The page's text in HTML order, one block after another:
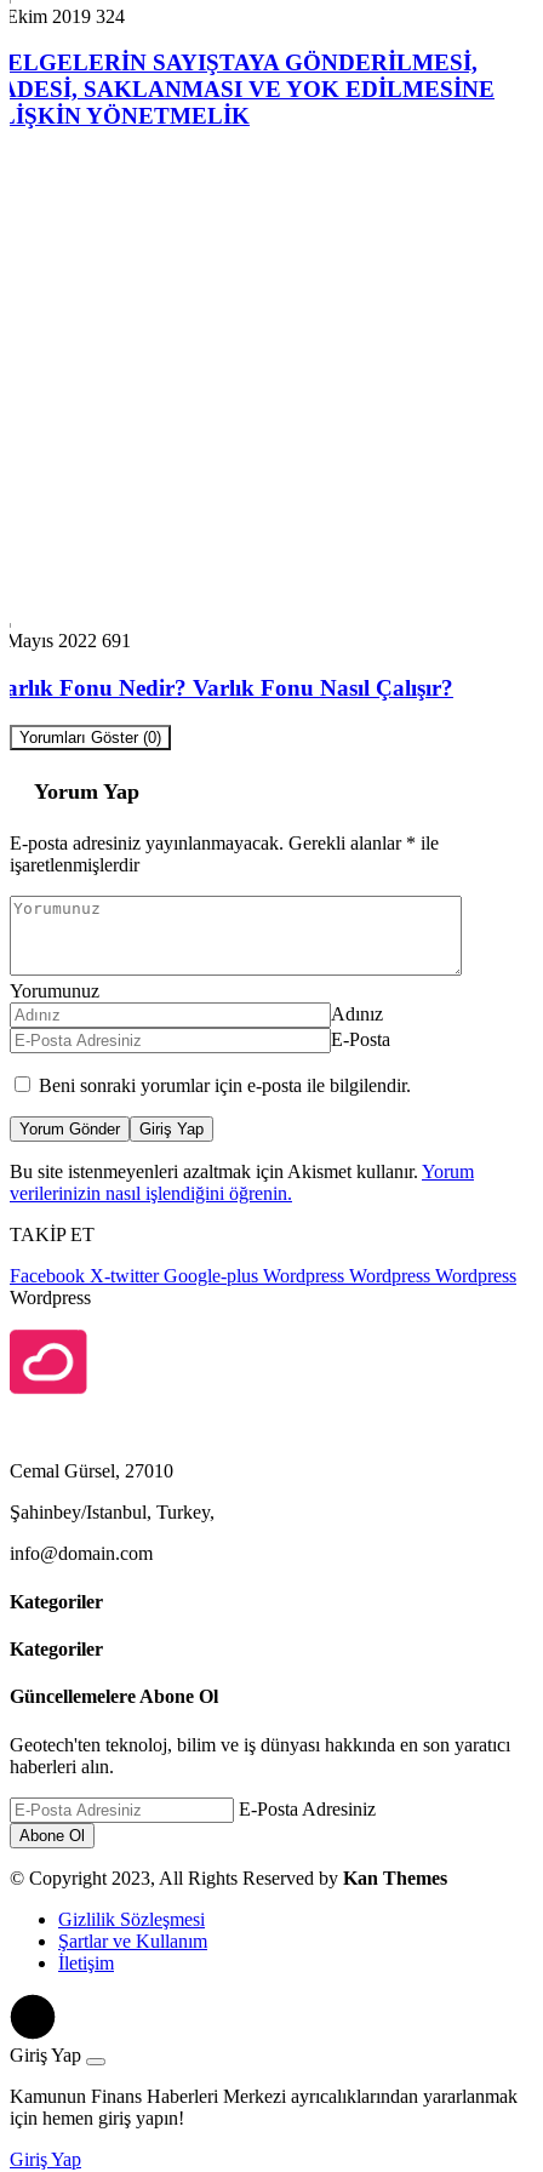
Ekim 2019 324
SAYIŞTAYA GÖNDERİLMESİ,
SAKLANMASI VE YOK EDİLMESİNE
YÖNETMELİK
Mayıs 2022 691
Fonu Nedir? Varlık Fonu Nasıl Çalışır?
Yorumları Göster (0)
Yorum Yap
E-posta adresiniz yayınlanmayacak. Gerekli alanlar * ile
işaretlenmişlerdir
Yorumunuz
Adınız
E-Posta
Beni sonraki yorumlar için e-posta ile bilgilendir.
Yorum Gönder Giriş Yap
Bu site istenmeyenleri azaltmak için Akismet kullanır. Yorum
verilerinizin nasıl işlendiğini öğrenin.
TAKİP ET
Facebook X-twitter Google-plus Wordpress Wordpress Wordpress
Wordpress
Cemal Gürsel, 27010
Şahinbey/Istanbul, Turkey,
info@domain.com
Kategoriler
Kategoriler
Güncellemelere Abone Ol
Geotech'ten teknoloj, bilim ve iş dünyası hakkında en son yaratıcı
haberleri alın.
E-Posta Adresiniz
© Copyright 2023, All Rights Reserved by Kan Themes
Gizlilik Sözleşmesi
Şartlar ve Kullanım
İletişim
Giriş Yap
Kamunun Finans Haberleri Merkezi ayrıcalıklarından yararlanmak
için hemen giriş yapın!
Giriş Yap